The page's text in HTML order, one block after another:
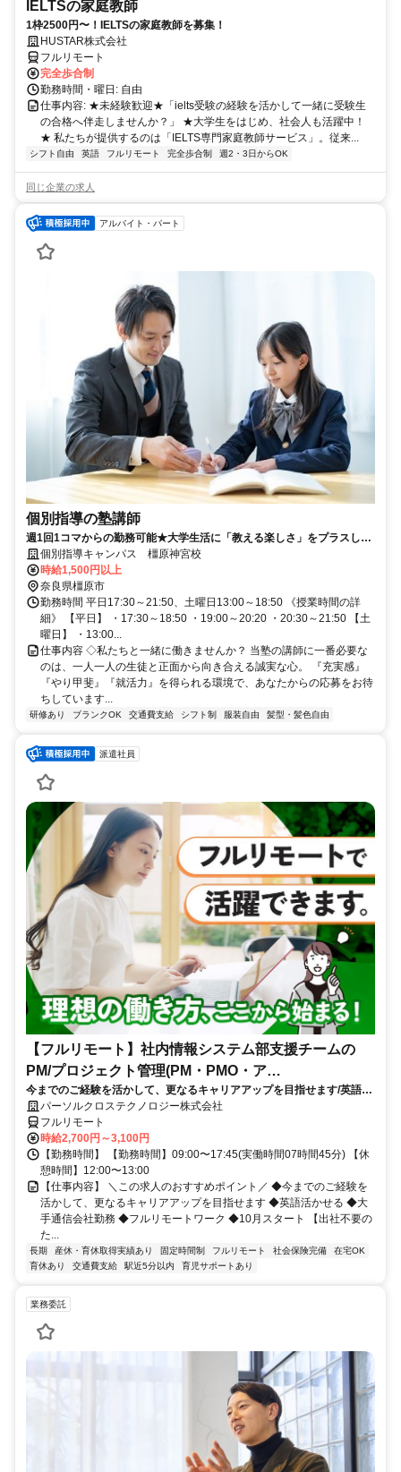
IELTSの家庭教師
1枠2500円〜！IELTSの家庭教師を募集！
HUSTAR株式会社
フルリモート
完全歩合制
勤務時間・曜日: 自由
仕事内容: ★未経験歓迎★「ielts受験の経験を活かして一緒に受験生
の合格へ伴走しませんか？」 ★大学生をはじめ、社会人も活躍中！
★ 私たちが提供するのは「IELTS専門家庭教師サービス」。従来...
シフト自由 英語 フルリモート 完全歩合制 週2・3日からOK
同じ企業の求人
アルバイト・パート
個別指導の塾講師
週1回1コマからの勤務可能★大学生活に「教える楽しさ」をプラスして
みませんか？
個別指導キャンパス 橿原神宮校
時給1,500円以上
奈良県橿原市
勤務時間 平日17:30～21:50、土曜日13:00～18:50 《授業時間の詳
細》 【平日】 ・17:30～18:50 ・19:00～20:20 ・20:30～21:50 【土
曜日】 ・13:00...
仕事内容 ◇私たちと一緒に働きませんか？ 当塾の講師に一番必要な
のは、一人一人の生徒と正面から向き合える誠実な心。 『充実感』
『やり甲斐』『就活力』を得られる環境で、あなたからの応募をお待
ちしています...
研修あり ブランクOK 交通費支給 シフト制 服装自由 髪型・髪色自由
派遣社員
【フルリモート】社内情報システム部支援チームの
PM/プロジェクト管理(PM・PMO・ア
シ)_N260774362
今までのご経験を活かして、更なるキャリアアップを目指せます/英語活
かせる/大手通信会社勤務/フルリモートワーク/10月スタート
パーソルクロステクノロジー株式会社
フルリモート
時給2,700円～3,100円
【勤務時間】 【勤務時間】09:00〜17:45(実働時間07時間45分) 【休
憩時間】12:00〜13:00
【仕事内容】 ＼この求人のおすすめポイント／ ◆今までのご経験を
活かして、更なるキャリアアップを目指せます ◆英語活かせる ◆大
手通信会社勤務 ◆フルリモートワーク ◆10月スタート 【出社不要の
た...
長期 産休・育休取得実績あり 固定時間制 フルリモート 社会保険完備
在宅OK
育休あり
交通費支給 駅近5分以内 育児サポートあり
業務委託